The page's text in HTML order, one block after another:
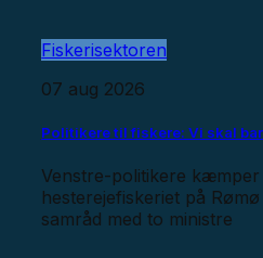
Fiskerisektoren
07 aug 2026
Politikere til fiskere: Vi skal
Venstre-politikere
hesterejefiskeriet på
samråd med to ministre